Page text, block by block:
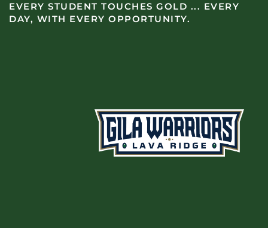
EVERY STUDENT TOUCHES GOLD ... EVERY
DAY, WITH EVERY OPPORTUNITY.